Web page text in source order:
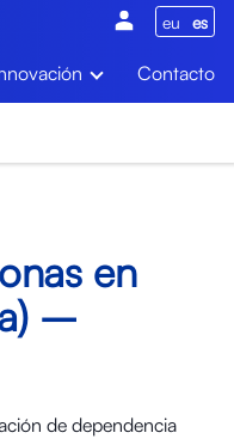
eu es
Contacto
en
–
de dependencia